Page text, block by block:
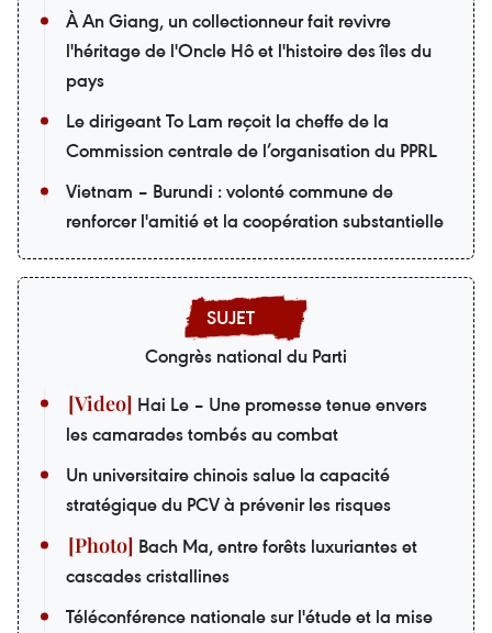
À An Giang, un collectionneur fait revivre
l'héritage de l'Oncle Hô et l'histoire des îles du
pays
Le dirigeant To Lam reçoit la cheffe de la
Commission centrale de l’organisation du PPRL
Vietnam – Burundi : volonté commune de
renforcer l'amitié et la coopération substantielle
Congrès national du Parti
Hai Le – Une promesse tenue envers
les camarades tombés au combat
Un universitaire chinois salue la capacité
stratégique du PCV à prévenir les risques
Bach Ma, entre forêts luxuriantes et
cascades cristallines
Téléconférence nationale sur l'étude et la mise